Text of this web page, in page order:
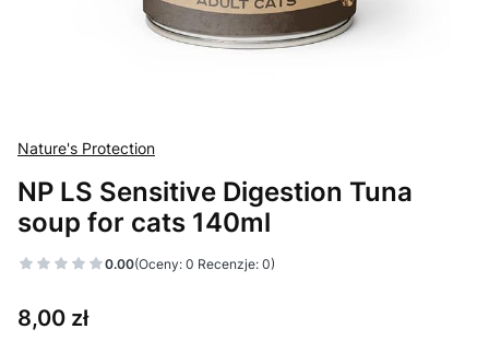
Nature's Protection
NP LS Sensitive Digestion Tuna
soup for cats 140ml
0.00(Oceny: 0 Recenzje: 0)
Cena
8,00 zł